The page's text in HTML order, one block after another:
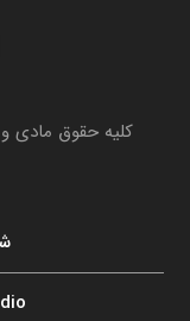
کلیه حقوق مادی